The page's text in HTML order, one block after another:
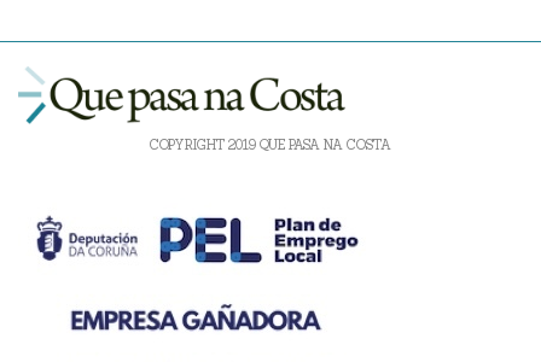
COPYRIGHT 2019 QUE PASA NA COSTA